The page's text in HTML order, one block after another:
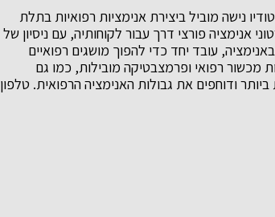
נישה מוביל ביצירת אנימציות רפואיות בתלת
אנימציה פורצי דרך עבור לקוחותיה, עם ניסיון של
ובאנימציה, עובד יחד כדי להפוך מושגים רפואיים
מכשור רפואי ופרמצבטיקה מובילות, כמו גם
ודוחפים את גבולות האנימציה הרפואית. טלפון